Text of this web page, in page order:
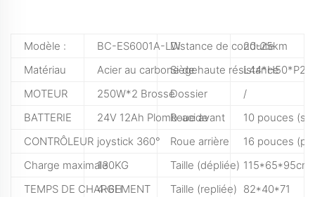
Modèle : BC-ES6001A-LWDistance de conduite
20-25km
Matériau
Acier au carbone de haute résistance
Siège
MOTEUR
250W*2 BrosseDossier
/
BATTERIE
24V 12Ah Plomb-acide
Roue avant
10 pouces
CONTRÔLEUR joystick 360° Roue arrière
16 pouces
Charge maximale130KG Taille (dépliée) 115*65*95cm
TEMPS DE CHARGEMENT
4-6H Taille (repliée) 82*40*71